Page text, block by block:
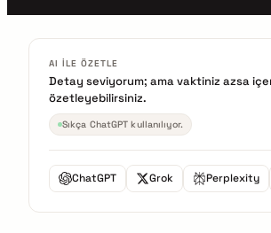
AI ILE ÖZETLE
Detay seviyorum; ama vaktiniz azsa
özetleyebilirsiniz.
Sıkça ChatGPT kullanılıyor.
ChatGPT Grok Perplexity